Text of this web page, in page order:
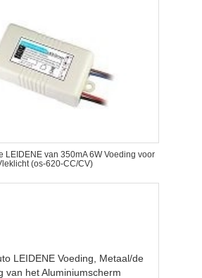
LEIDENE van 350mA 6W Voeding voor
(os-620-CC/CV)